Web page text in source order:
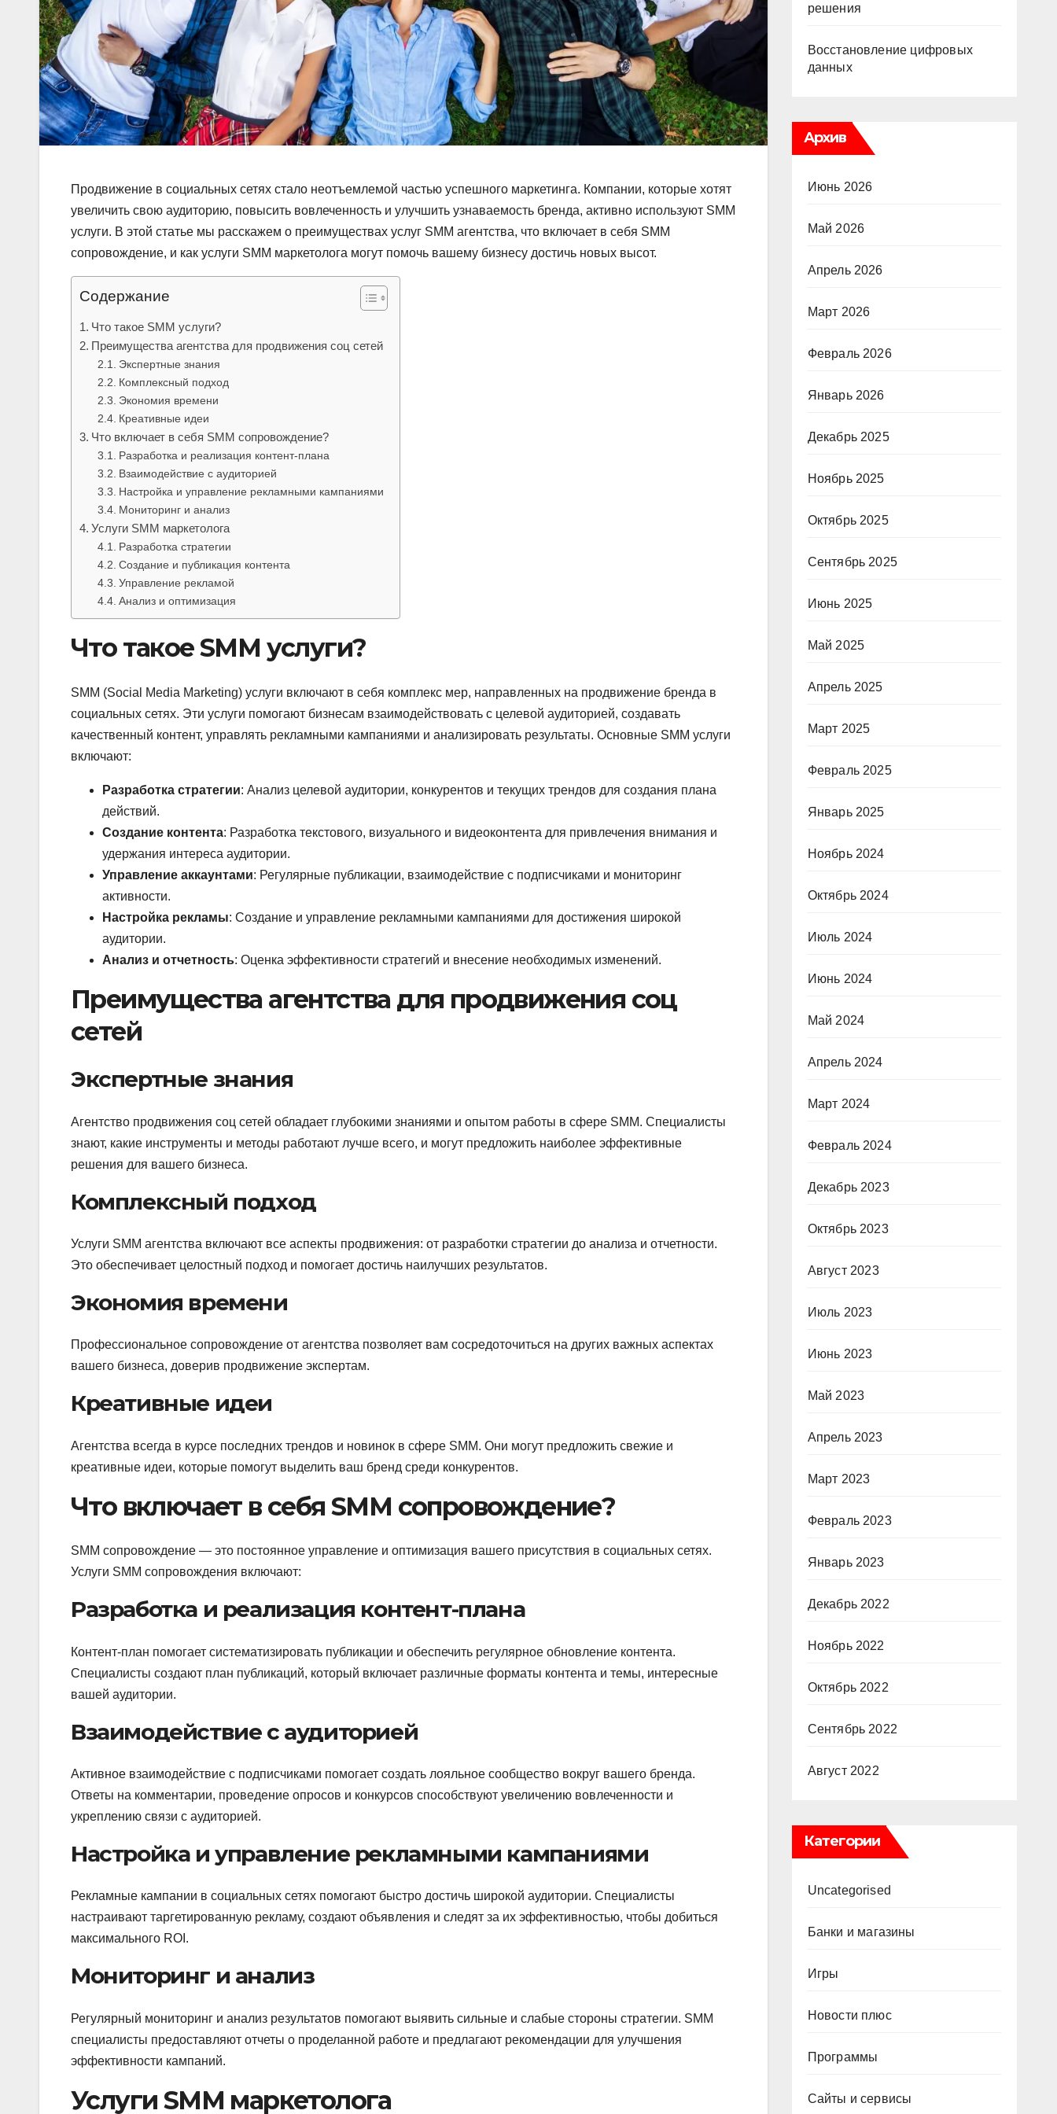
Продвижение в социальных сетях стало неотъемлемой частью успешного маркетинга. Компании, которые хотят
увеличить свою аудиторию, повысить вовлеченность и улучшить узнаваемость бренда, активно используют SMM
услуги. В этой статье мы расскажем о преимуществах услуг SMM агентства, что включает в себя SMM
сопровождение, и как услуги SMM маркетолога могут помочь вашему бизнесу достичь новых высот.
Содержание
Что такое SMM услуги?
Преимущества агентства для продвижения соц сетей
Экспертные знания
Комплексный подход
Экономия времени
Креативные идеи
Что включает в себя SMM сопровождение?
Разработка и реализация контент-плана
Взаимодействие с аудиторией
Настройка и управление рекламными кампаниями
Мониторинг и анализ
Услуги SMM маркетолога
Разработка стратегии
Создание и публикация контента
Управление рекламой
Анализ и оптимизация
Что такое SMM услуги?
SMM (Social Media Marketing) услуги включают в себя комплекс мер, направленных на продвижение бренда в
социальных сетях. Эти услуги помогают бизнесам взаимодействовать с целевой аудиторией, создавать
качественный контент, управлять рекламными кампаниями и анализировать результаты. Основные SMM услуги
включают:
Разработка стратегии: Анализ целевой аудитории, конкурентов и текущих трендов для создания плана
действий.
Создание контента: Разработка текстового, визуального и видеоконтента для привлечения внимания и
удержания интереса аудитории.
Управление аккаунтами: Регулярные публикации, взаимодействие с подписчиками и мониторинг
активности.
Настройка рекламы: Создание и управление рекламными кампаниями для достижения широкой
аудитории.
Анализ и отчетность: Оценка эффективности стратегий и внесение необходимых изменений.
Преимущества агентства для продвижения соц
сетей
Экспертные знания
Агентство продвижения соц сетей обладает глубокими знаниями и опытом работы в сфере SMM. Специалисты
знают, какие инструменты и методы работают лучше всего, и могут предложить наиболее эффективные
решения для вашего бизнеса.
Комплексный подход
Услуги SMM агентства включают все аспекты продвижения: от разработки стратегии до анализа и отчетности.
Это обеспечивает целостный подход и помогает достичь наилучших результатов.
Экономия времени
Профессиональное сопровождение от агентства позволяет вам сосредоточиться на других важных аспектах
вашего бизнеса, доверив продвижение экспертам.
Креативные идеи
Агентства всегда в курсе последних трендов и новинок в сфере SMM. Они могут предложить свежие и
креативные идеи, которые помогут выделить ваш бренд среди конкурентов.
Что включает в себя SMM сопровождение?
SMM сопровождение — это постоянное управление и оптимизация вашего присутствия в социальных сетях.
Услуги SMM сопровождения включают:
Разработка и реализация контент-плана
Контент-план помогает систематизировать публикации и обеспечить регулярное обновление контента.
Специалисты создают план публикаций, который включает различные форматы контента и темы, интересные
вашей аудитории.
Взаимодействие с аудиторией
Активное взаимодействие с подписчиками помогает создать лояльное сообщество вокруг вашего бренда.
Ответы на комментарии, проведение опросов и конкурсов способствуют увеличению вовлеченности и
укреплению связи с аудиторией.
Настройка и управление рекламными кампаниями
Рекламные кампании в социальных сетях помогают быстро достичь широкой аудитории. Специалисты
настраивают таргетированную рекламу, создают объявления и следят за их эффективностью, чтобы добиться
максимального ROI.
Мониторинг и анализ
Регулярный мониторинг и анализ результатов помогают выявить сильные и слабые стороны стратегии. SMM
специалисты предоставляют отчеты о проделанной работе и предлагают рекомендации для улучшения
эффективности кампаний.
Услуги SMM маркетолога
решения
Восстановление цифровых
данных
Архив
Июнь 2026
Май 2026
Апрель 2026
Март 2026
Февраль 2026
Январь 2026
Декабрь 2025
Ноябрь 2025
Октябрь 2025
Сентябрь 2025
Июнь 2025
Май 2025
Апрель 2025
Март 2025
Февраль 2025
Январь 2025
Ноябрь 2024
Октябрь 2024
Июль 2024
Июнь 2024
Май 2024
Апрель 2024
Март 2024
Февраль 2024
Декабрь 2023
Октябрь 2023
Август 2023
Июль 2023
Июнь 2023
Май 2023
Апрель 2023
Март 2023
Февраль 2023
Январь 2023
Декабрь 2022
Ноябрь 2022
Октябрь 2022
Сентябрь 2022
Август 2022
Категории
Uncategorised
Банки и магазины
Игры
Новости плюс
Программы
Сайты и сервисы